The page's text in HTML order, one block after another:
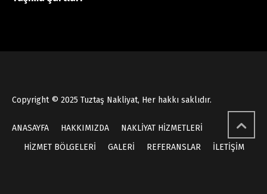
Copyright © 2025 Tuztaş Nakliyat, Her hakkı saklıdır.
ANASAYFA HAKKIMIZDA
NAKLİYAT HİZMETLERİ
HİZMET BÖLGELERİ
GALERİ REFERANSLAR İLETİŞİM